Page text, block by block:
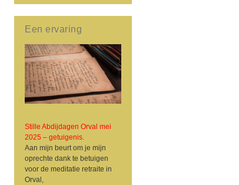
Een ervaring
Stille Abdijdagen Orval mei
2025 – getuigenis.
Aan mijn beurt om je mijn
oprechte dank te betuigen
voor de meditatie retraite in
Orval,